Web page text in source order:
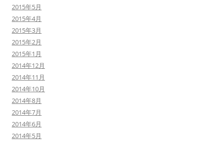
2015年5月
2015年4月
2015年3月
2015年2月
2015年1月
2014年12月
2014年11月
2014年10月
2014年8月
2014年7月
2014年6月
2014年5月